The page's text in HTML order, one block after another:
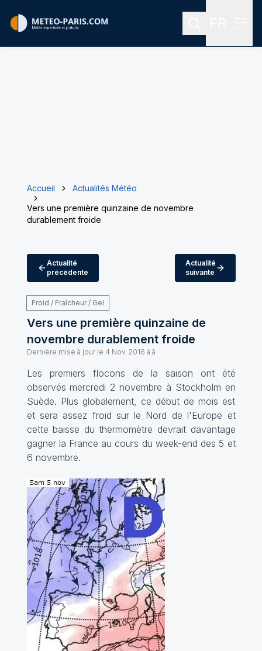
Rechercher
Accueil
Actualités Météo
Vers une première quinzaine de novembre
durablement froide
Actualité
précédente
Actualité
suivante
Froid / Fraîcheur / Gel
Vers une première quinzaine de
novembre durablement froide
Dernière mise à jour le 4 Nov. 2016 à à
Les premiers flocons de la saison ont été
observés mercredi 2 novembre à Stockholm en
Suède. Plus globalement, ce début de mois est
et sera assez froid sur le Nord de l'Europe et
cette baisse du thermomètre devrait davantage
gagner la France au cours du week-end des 5 et
6 novembre.